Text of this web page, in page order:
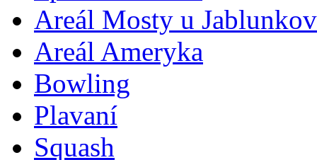
Areál Mosty u
Areál Ameryka
Bowling
Plavaní
Squash